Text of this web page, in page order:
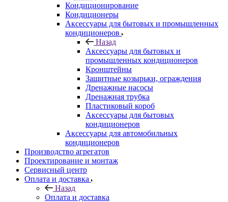
Кондиционирование
Кондиционеры
Аксессуары для бытовых и промышленных
кондиционеров
Назад
Аксессуары для бытовых и
промышленных кондиционеров
Кронштейны
Защитные козырьки, ограждения
Дренажные насосы
Дренажная трубка
Пластиковый короб
Аксессуары для бытовых
кондиционеров
Аксессуары для автомобильных
кондиционеров
Производство агрегатов
Проектирование и монтаж
Сервисный центр
Оплата и доставка
Назад
Оплата и доставка